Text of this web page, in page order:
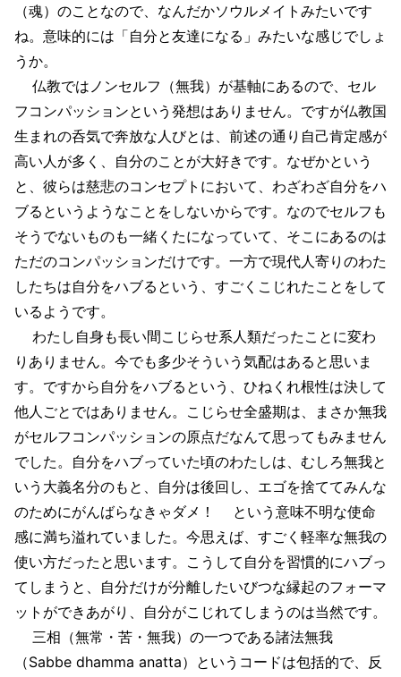
（魂）のことなので、なんだかソウルメイトみたいです
ね。意味的には「自分と友達になる」みたいな感じでしょ
うか。
仏教ではノンセルフ（無我）が基軸にあるので、セル
フコンパッションという発想はありません。ですが仏教国
生まれの呑気で奔放な人びとは、前述の通り自己肯定感が
高い人が多く、自分のことが大好きです。なぜかという
と、彼らは慈悲のコンセプトにおいて、わざわざ自分をハ
ブるというようなことをしないからです。なのでセルフも
そうでないものも一緒くたになっていて、そこにあるのは
ただのコンパッションだけです。一方で現代人寄りのわた
したちは自分をハブるという、すごくこじれたことをして
いるようです。
わたし自身も長い間こじらせ系人類だったことに変わ
りありません。今でも多少そういう気配はあると思いま
す。ですから自分をハブるという、ひねくれ根性は決して
他人ごとではありません。こじらせ全盛期は、まさか無我
がセルフコンパッションの原点だなんて思ってもみません
でした。自分をハブっていた頃のわたしは、むしろ無我と
いう大義名分のもと、自分は後回し、エゴを捨ててみんな
のためにがんばらなきゃダメ！ という意味不明な使命
感に満ち溢れていました。今思えば、すごく軽率な無我の
使い方だったと思います。こうして自分を習慣的にハブっ
てしまうと、自分だけが分離したいびつな縁起のフォーマ
ットができあがり、自分がこじれてしまうのは当然です。
三相（無常・苦・無我）の一つである諸法無我
（Sabbe dhamma anatta）というコードは包括的で、反